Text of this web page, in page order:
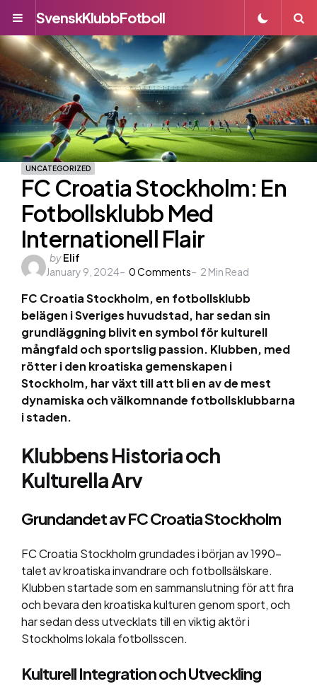
Menu
SvenskKlubbFotboll
UNCATEGORIZED
FC Croatia Stockholm: En
Fotbollsklubb Med
Internationell Flair
Posted
by
byElif
January 9, 2024
0Comments 2 Min Read
FC Croatia Stockholm, en fotbollsklubb
belägen i Sveriges huvudstad, har sedan sin
grundläggning blivit en symbol för kulturell
mångfald och sportslig passion. Klubben, med
rötter i den kroatiska gemenskapen i
Stockholm, har växt till att bli en av de mest
dynamiska och välkomnande fotbollsklubbarna
i staden.
Klubbens Historia och
Kulturella Arv
Grundandet av FC Croatia Stockholm
FC Croatia Stockholm grundades i början av 1990-
talet av kroatiska invandrare och fotbollsälskare.
Klubben startade som en sammanslutning för att fira
och bevara den kroatiska kulturen genom sport, och
har sedan dess utvecklats till en viktig aktör i
Stockholms lokala fotbollsscen.
Kulturell Integration och Utveckling